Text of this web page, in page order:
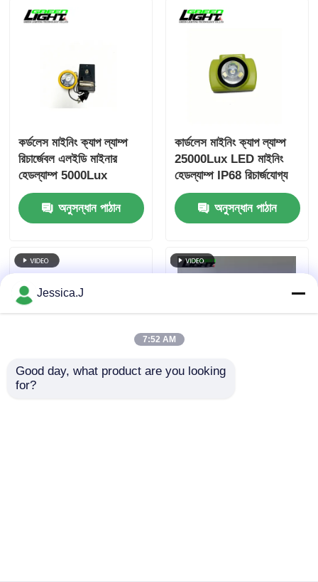
কর্ডলেস মাইনিং ক্যাপ ল্যাম্প
রিচার্জেবল এলইডি মাইনার
হেডল্যাম্প 5000Lux
লাইটওয়েট মাইনিং লাইট GLT-
2
অনুসন্ধান পাঠান
কার্ডলেস মাইনিং ক্যাপ ল্যাম্প
25000Lux LED মাইনিং
হেডল্যাম্প IP68 রিচার্জযোগ্য
মাইনার লাইট ওএলইডি ডিসপ্লে
সহ GLC-6Sঅনুসন্ধান পাঠান
মাইনিং ক্যাপ ল্যাম্প GL2.5-
Jessica.J
7:52 AM
Good day, what product are you looking
for?